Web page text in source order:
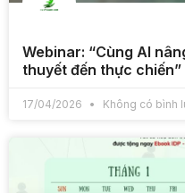
Webinar: “Cùng AI
thuyết đến thực chiến”
17/04/2026 Không có bình